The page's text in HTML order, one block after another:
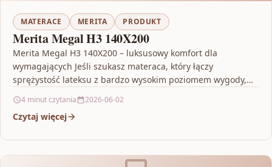
MATERACE MERITA PRODUKT
Merita Megal H3 140X200
Merita Megal H3 140X200 – luksusowy komfort dla
wymagających Jeśli szukasz materaca, który łączy
sprężystość lateksu z bardzo wysokim poziomem wygody,
4 minut czytania 2026-06-02
Czytaj więcej